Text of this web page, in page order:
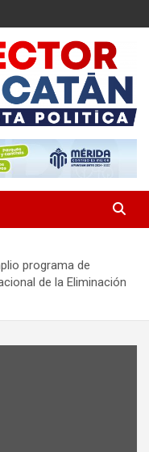
programa de
de la Eliminación